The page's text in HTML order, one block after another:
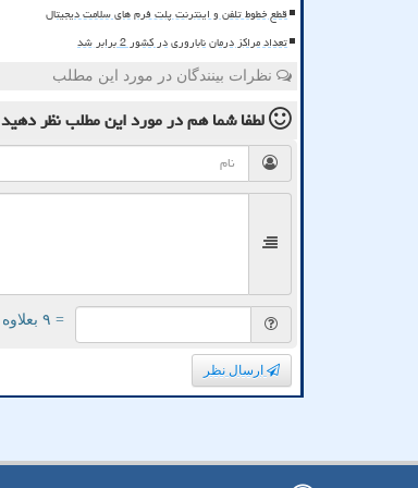
قطع خطوط تلفن و اینترنت پلت فرم های سلامت دیجیتال
تعداد مراکز درمان ناباروری در کشور 2 برابر شد
نظرات بینندگان در مورد این مطلب
لطفا شما همدر مورد این مطلبنظر دهید
= ۹ بعلاوه ۳
ارسال نظر